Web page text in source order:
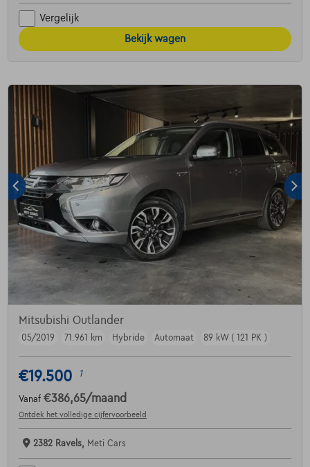
Vergelijk
Bekijk wagen
Mitsubishi Outlander
05/2019 71.961 km Hybride Automaat 89 kW ( 121 PK )
€19.500 1
Vanaf €386,65/maand
Ontdek het volledige cijfervoorbeeld
2382 Ravels, Meti Cars